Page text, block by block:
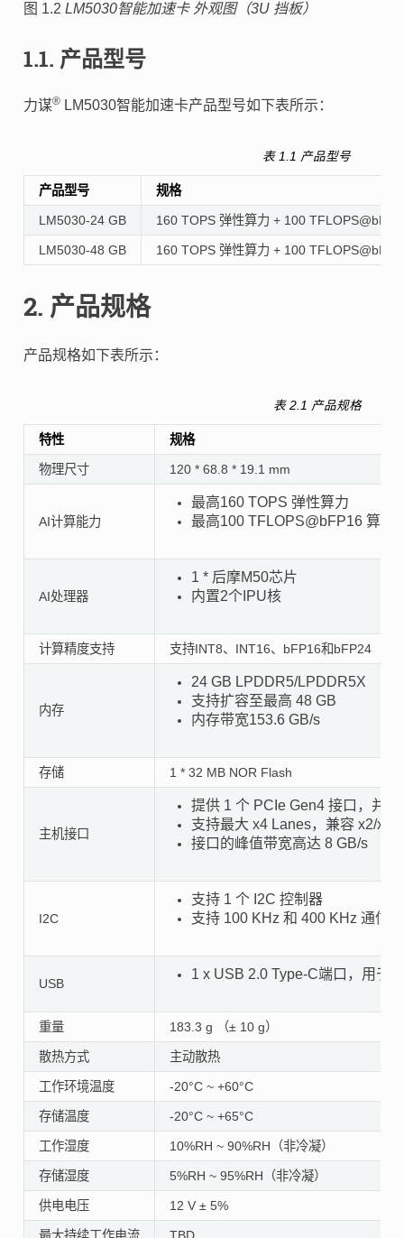
图 1.2 LM5030智能加速卡 外观图（3U 挡板）
1.1. 产品型号
力谋®LM5030智能加速卡产品型号如下表所示：
表 1.1 产品型号
产品型号 规格
LM5030-24 GB 160 TOPS 弹性算力 + 100
LM5030-48 GB 160 TOPS 弹性算力 + 100
2. 产品规格
产品规格如下表所示：
表 2.1 产品规格
特性 规格
物理尺寸 120 * 68.8 * 19.1 mm
AI计算能力
最高160 TOPS 弹性算力
最高100 TFLOPS@bFP16 算力
AI处理器
1 * 后摩M50芯片
内置2个IPU核
计算精度支持 支持INT8、INT16、bFP16和bFP24
内存
24 GB LPDDR5/LPDDR5X
支持扩容至最高 48 GB
内存带宽153.6 GB/s
存储 1 * 32 MB NOR Flash
主机接口
提供 1 个 PCIe Gen4 接口，并
支持最大 x4 Lanes，兼容 x2/x1
接口的峰值带宽高达 8 GB/s
I2C
支持 1 个 I2C 控制器
支持 100 KHz 和 400 KHz 通信
USB
1 x USB 2.0 Type-C端口，用于
重量 183.3 g （± 10 g）
散热方式 主动散热
工作环境温度 -20°C ~ +60°C
存储温度 -20°C ~ +65°C
工作湿度 10%RH ~ 90%RH（非冷凝）
存储湿度 5%RH ~ 95%RH（非冷凝）
供电电压 12 V ± 5%
最大持续工作电流 TBD